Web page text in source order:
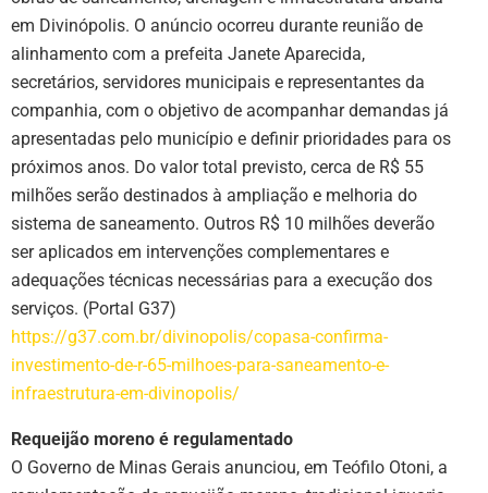
em Divinópolis. O anúncio ocorreu durante reunião de
alinhamento com a prefeita Janete Aparecida,
secretários, servidores municipais e representantes da
companhia, com o objetivo de acompanhar demandas já
apresentadas pelo município e definir prioridades para os
próximos anos. Do valor total previsto, cerca de R$ 55
milhões serão destinados à ampliação e melhoria do
sistema de saneamento. Outros R$ 10 milhões deverão
ser aplicados em intervenções complementares e
adequações técnicas necessárias para a execução dos
serviços. (Portal G37)
https://g37.com.br/divinopolis/copasa-confirma-
investimento-de-r-65-milhoes-para-saneamento-e-
infraestrutura-em-divinopolis/
Requeijão moreno é regulamentado
O Governo de Minas Gerais anunciou, em Teófilo Otoni, a